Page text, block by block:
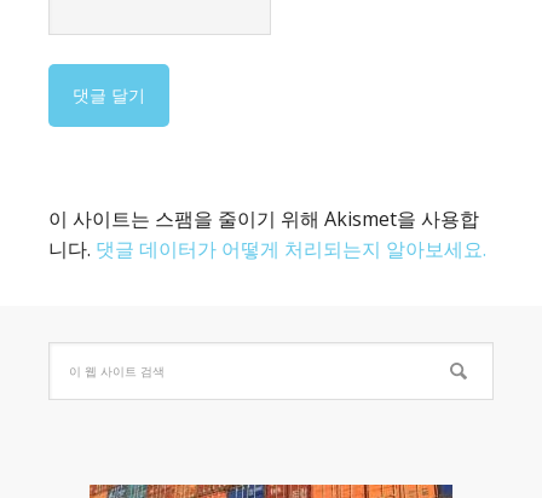
이 사이트는 스팸을 줄이기 위해 Akismet을 사용합
니다. 댓글 데이터가 어떻게 처리되는지 알아보세요.